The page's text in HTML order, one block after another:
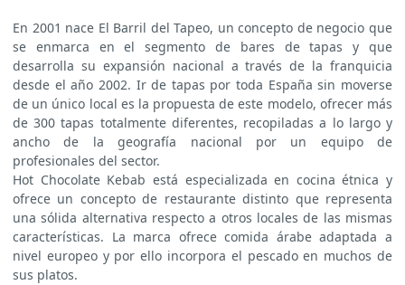
En 2001 nace El Barril del Tapeo, un concepto de negocio que
se enmarca en el segmento de bares de tapas y que
desarrolla su expansión nacional a través de la franquicia
desde el año 2002. Ir de tapas por toda España sin moverse
de un único local es la propuesta de este modelo, ofrecer más
de 300 tapas totalmente diferentes, recopiladas a lo largo y
ancho de la geografía nacional por un equipo de
profesionales del sector.
Hot Chocolate Kebab está especializada en cocina étnica y
ofrece un concepto de restaurante distinto que representa
una sólida alternativa respecto a otros locales de las mismas
características. La marca ofrece comida árabe adaptada a
nivel europeo y por ello incorpora el pescado en muchos de
sus platos.